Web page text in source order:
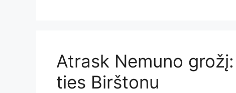
Atrask Nemuno
ties Birštonu